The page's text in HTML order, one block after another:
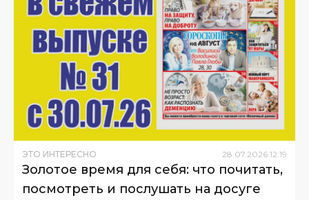
ЭТО ИНТЕРЕСНО 28 07 2026 12:19
Золотое время для себя: что почитать,
посмотреть и послушать на досуге